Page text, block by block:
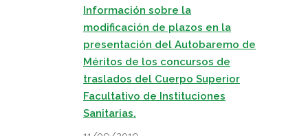
Información sobre la
modificación de plazos en la
presentación del Autobaremo de
Méritos de los concursos de
traslados del Cuerpo Superior
Facultativo de Instituciones
Sanitarias.